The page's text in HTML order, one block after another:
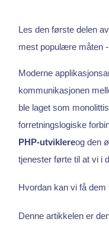
Les den første delen
mest populære måten
Moderne
kommunikasjonen
ble laget som
forretningslogiske
PHP-utviklereog den
tjenester førte til at vi i
Hvordan kan vi få
Denne artikkelen er